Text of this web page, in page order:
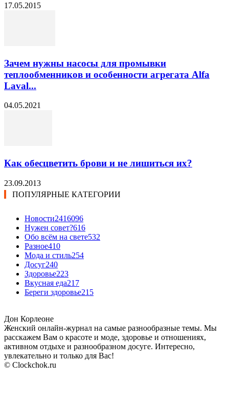
17.05.2015
Зачем нужны насосы для промывки
теплообменников и особенности агрегата Alfa
Laval...
04.05.2021
Как обесцветить брови и не лишиться их?
23.09.2013
ПОПУЛЯРНЫЕ КАТЕГОРИИ
Новости2416096
Нужен совет?616
Обо всём на свете532
Разное410
Мода и стиль254
Досуг240
Здоровье223
Вкусная еда217
Береги здоровье215
Дон Корлеоне
Женский онлайн-журнал на самые разнообразные темы. Мы
расскажем Вам о красоте и моде, здоровье и отношениях,
активном отдыхе и разнообразном досуге. Интересно,
увлекательно и только для Вас!
© Clockchok.ru